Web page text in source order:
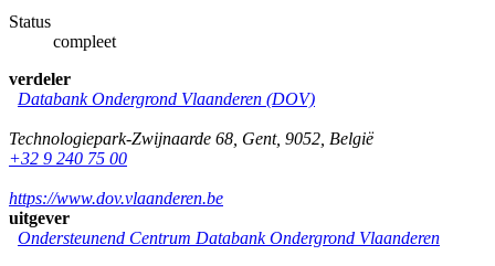
Status
compleet
verdeler
Databank Ondergrond Vlaanderen (DOV)
Technologiepark-Zwijnaarde 68 Gent, 9052 België
+32 9 240 75 00
https://www.dov.vlaanderen.be
uitgever
Ondersteunend Centrum Databank Ondergrond Vlaanderen